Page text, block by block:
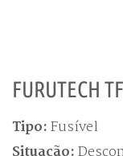
FURUTECH
Tipo: Fusível
Situação: